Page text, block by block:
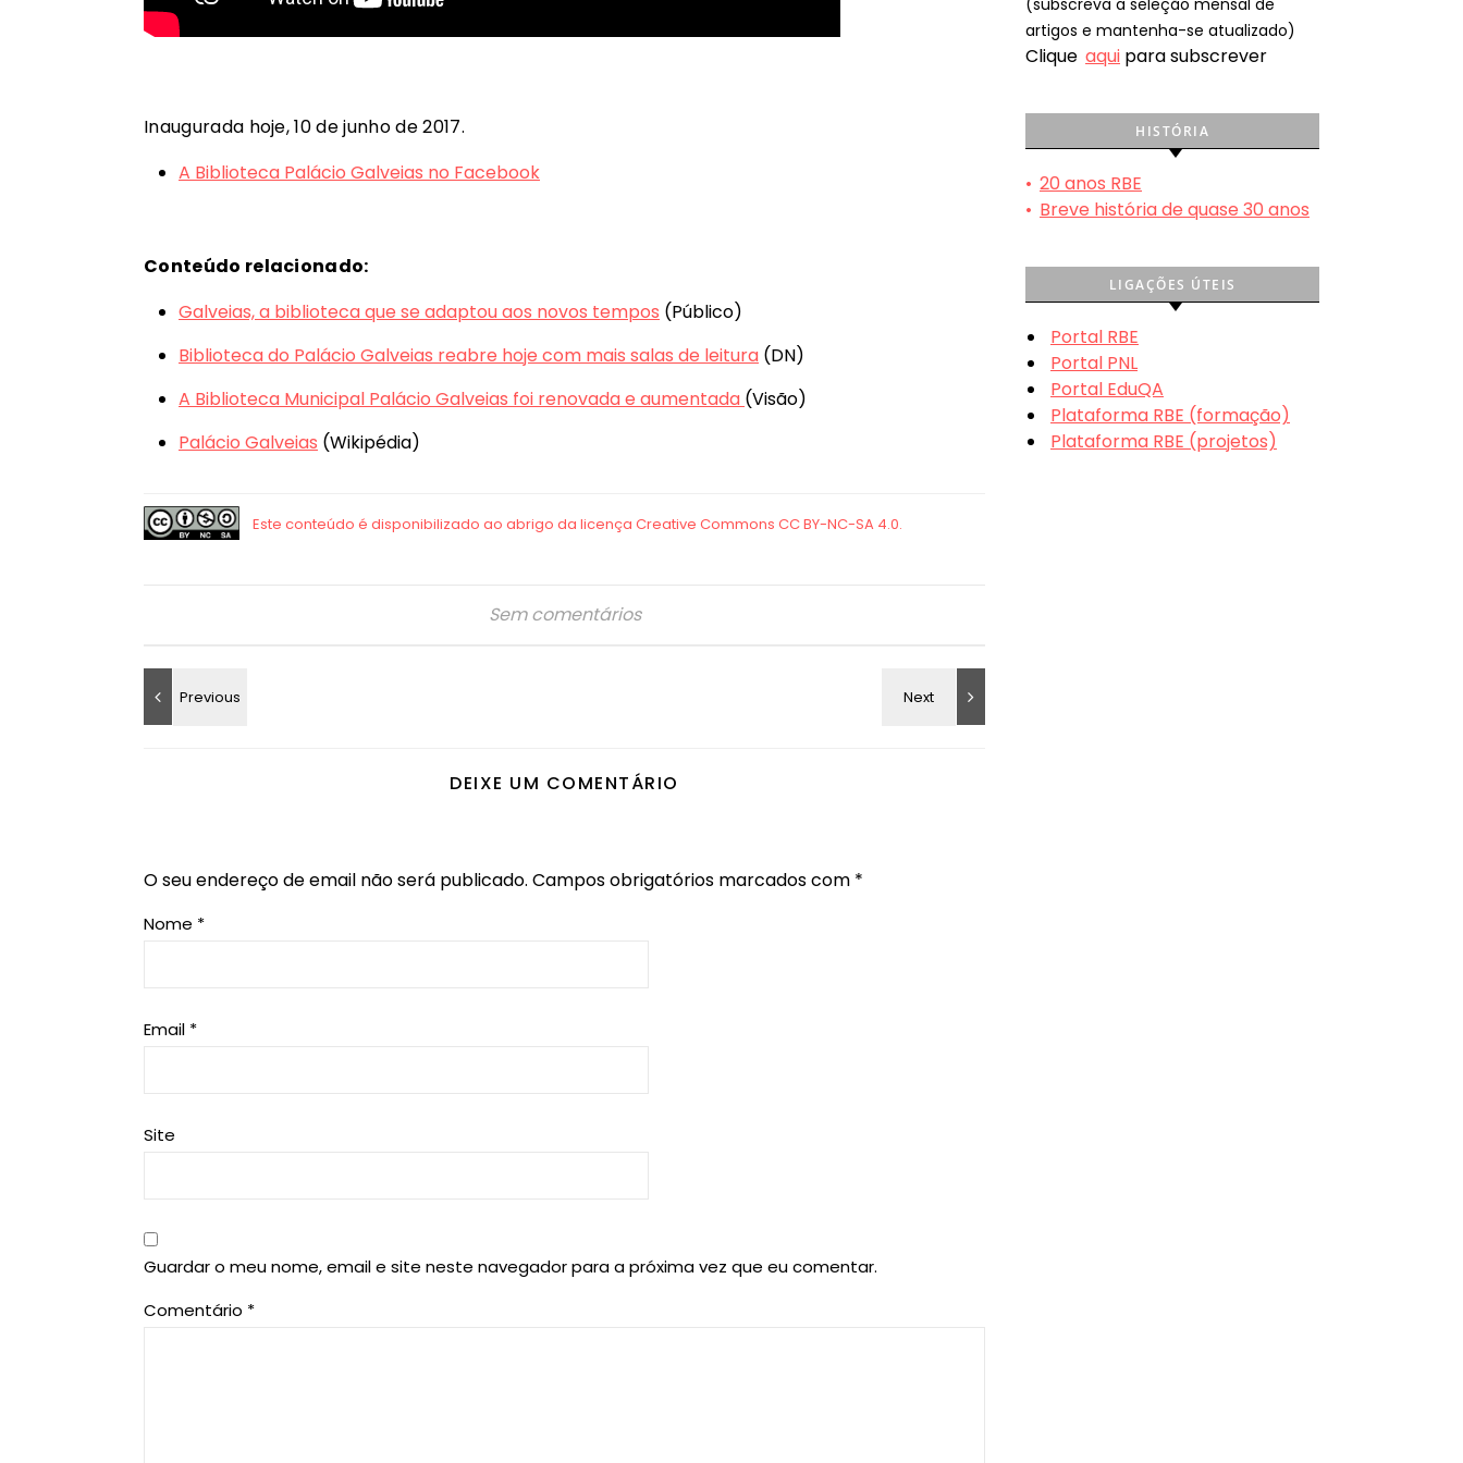
Inaugurada hoje, 10 de junho de 2017.
A Biblioteca Palácio Galveias no Facebook
Conteúdo relacionado:
Galveias, a biblioteca que se adaptou aos novos tempos (Público)
Biblioteca do Palácio Galveias reabre hoje com mais salas de leitura (DN)
A Biblioteca Municipal Palácio Galveias foi renovada e aumentada (Visão)
Palácio Galveias (Wikipédia)
Sem comentários
DEIXE UM COMENTÁRIO
O seu endereço de email não será publicado. Campos obrigatórios marcados com *
Nome *
Email *
Site
Guardar o meu nome, email e site neste navegador para a próxima vez que eu comentar.
Comentário *
artigos e mantenha-se atualizado)
Clique aqui para subscrever
HISTÓRIA
• 20 anos RBE
• Breve história de quase 30 anos
LIGAÇÕES ÚTEIS
Portal RBE
Portal PNL
Portal EduQA
Plataforma RBE (formação)
Plataforma RBE (projetos)